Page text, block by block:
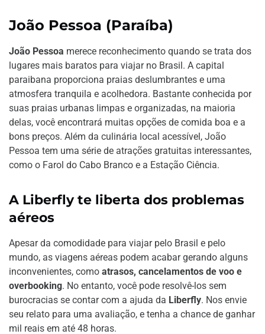
João Pessoa (Paraíba)
João Pessoa merece reconhecimento quando se trata dos
lugares mais baratos para viajar no Brasil. A capital
paraibana proporciona praias deslumbrantes e uma
atmosfera tranquila e acolhedora. Bastante conhecida por
suas praias urbanas limpas e organizadas, na maioria
delas, você encontrará muitas opções de comida boa e a
bons preços. Além da culinária local acessível, João
Pessoa tem uma série de atrações gratuitas interessantes,
como o Farol do Cabo Branco e a Estação Ciência.
A Liberfly te liberta dos problemas
aéreos
Apesar da comodidade para viajar pelo Brasil e pelo
mundo, as viagens aéreas podem acabar gerando alguns
inconvenientes, como atrasos, cancelamentos de voo e
overbooking. No entanto, você pode resolvê-los sem
burocracias se contar com a ajuda da Liberfly. Nos envie
seu relato para uma avaliação, e tenha a chance de ganhar
mil reais em até 48 horas.